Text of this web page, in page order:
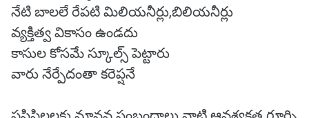
నేటి బాలలే రేపటి మిలియనీర్లు,బిలియనీర్లు
వ్యక్తిత్వ వికాసం ఉండదు
కాసుల కోసమే స్కూల్స్ పెట్టారు
వారు నేర్పేదంతా కరెప్షనే